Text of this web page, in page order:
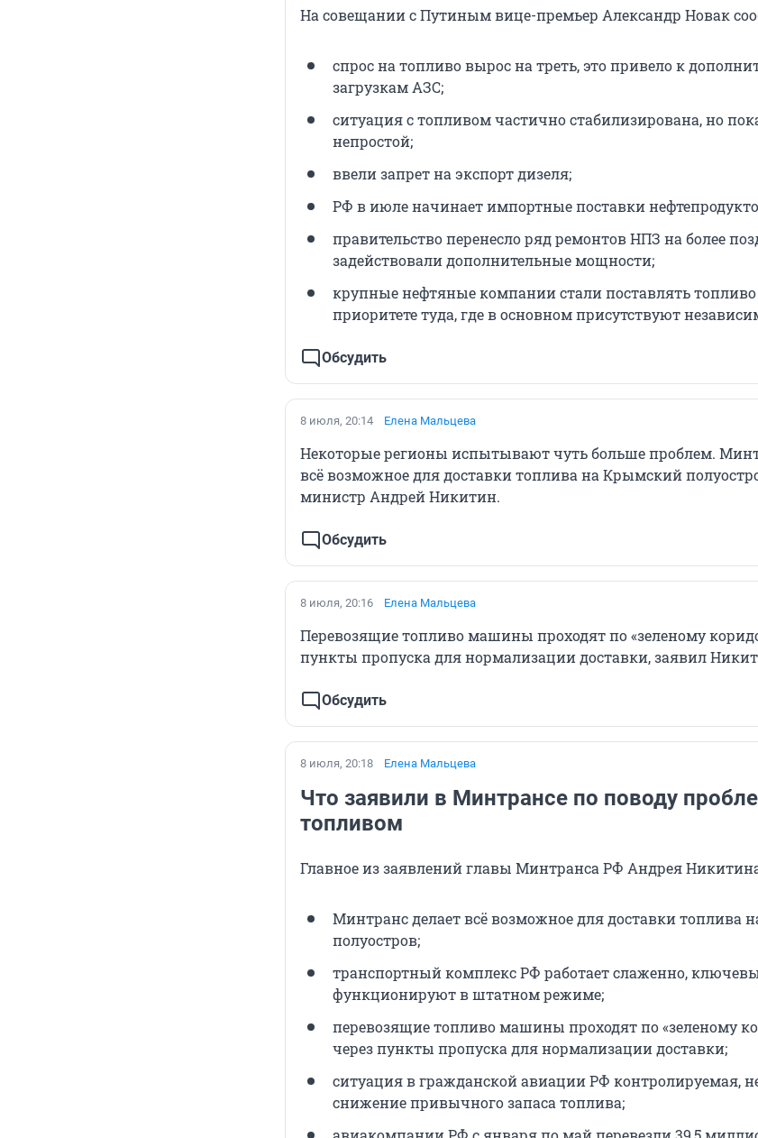
На совещании с Путиным вице-премьер Александр Новак
спрос на топливо вырос на треть, это привело к
загрузкам АЗС;
ситуация с топливом частично стабилизирована, но
непростой;
ввели запрет на экспорт дизеля;
РФ в июле начинает импортные поставки
правительство перенесло ряд ремонтов НПЗ на более
задействовали дополнительные мощности;
крупные нефтяные компании стали поставлять
приоритете туда, где в основном присутствуют
Обсудить
8 июля, 20:14 Елена Мальцева
Некоторые регионы испытывают чуть больше проблем.
всё возможное для доставки топлива на Крымский
министр Андрей Никитин.
Обсудить
8 июля, 20:16 Елена Мальцева
Перевозящие топливо машины проходят по «зеленому
пункты пропуска для нормализации доставки, заявил
Обсудить
8 июля, 20:18 Елена Мальцева
Что заявили в Минтрансе по поводу
топливом
Главное из заявлений главы Минтранса РФ Андрея
Минтранс делает всё возможное для доставки топлива
полуостров;
транспортный комплекс РФ работает слаженно,
функционируют в штатном режиме;
перевозящие топливо машины проходят по «зеленому
через пункты пропуска для нормализации доставки;
ситуация в гражданской авиации РФ контролируемая,
снижение привычного запаса топлива;